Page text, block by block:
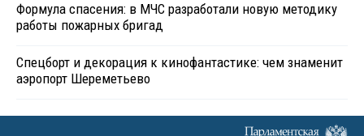
Формула спасения: в МЧС разработали новую методику
работы пожарных бригад
Спецборт и декорация к кинофантастике: чем знаменит
аэропорт Шереметьево